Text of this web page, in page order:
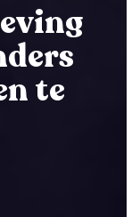
te